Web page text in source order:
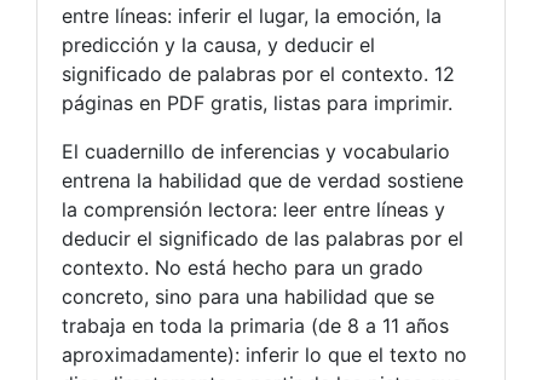
entre líneas: inferir el lugar, la emoción, la
predicción y la causa, y deducir el
significado de palabras por el contexto. 12
páginas en PDF gratis, listas para imprimir.
El cuadernillo de inferencias y vocabulario
entrena la habilidad que de verdad sostiene
la comprensión lectora: leer entre líneas y
deducir el significado de las palabras por el
contexto. No está hecho para un grado
concreto, sino para una habilidad que se
trabaja en toda la primaria (de 8 a 11 años
aproximadamente): inferir lo que el texto no